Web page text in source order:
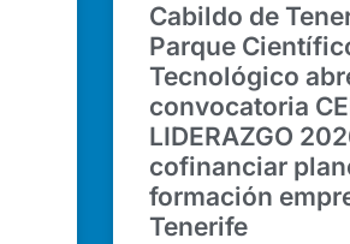
Cabildo de
Parque
Tecnológico
convocatoria
LIDERAZGO
cofinanciar
formación
Tenerife